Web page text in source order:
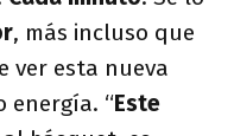
, más incluso que
ver esta nueva
energía. “Este